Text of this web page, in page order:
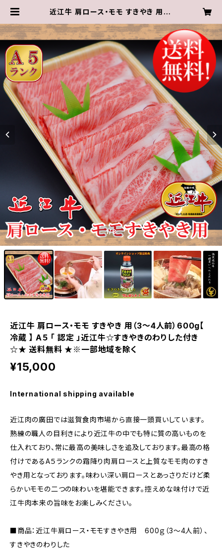
近江牛 肩ロース・モモ すきやき 用（3
」近江牛☆すきやきのわりした付き☆
★ 送料無料 ★※一部地域を除く | 近
江肉の廣田オンラインショップ
1/8
近江牛 肩ロース・モモ すきやき 用（3～4人前）600g【
冷蔵 】 A５ 「 認定 」近江牛☆すきやきのわりした付き
☆★ 送料無料 ★※一部地域を除く
¥15,000
International shipping available
近江肉の廣田では滋賀食肉市場から直接一頭買いしています。
熟練の職人の目利きにより近江牛の中でも特に質の高いものを
仕入れており、常に最高の美味しさを追及しております。最高の格
付けであるA５ランクの霜降り肉肩ロースと上質なモモ肉のすき
やき用となっております。味わい深い肩ロースとあっさりだけど柔
らかいモモの二つの味わいを堪能できます。控えめな味付けで近
江牛肉本来の旨味をお楽しみください。
■商品：近江牛肩ロース・モモすきやき用 600ｇ（3～4人前）、
すきやきのわりした